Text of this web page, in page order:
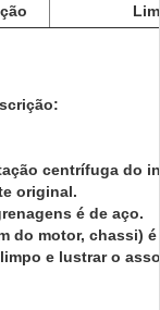
centrífuga do
original.
é de aço.
do motor, chassi)
e lustrar o